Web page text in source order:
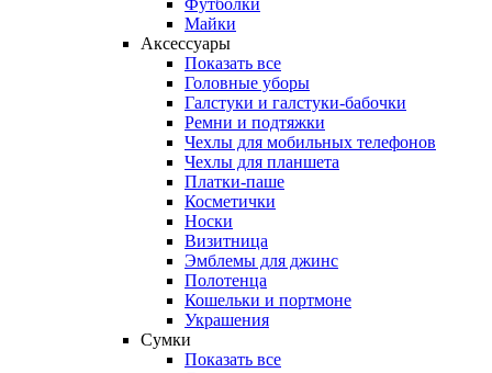
Футболки
Майки
Аксессуары
Показать все
Головные уборы
Галстуки и галстуки-бабочки
Ремни и подтяжки
Чехлы для мобильных телефонов
Чехлы для планшета
Платки-паше
Косметички
Носки
Визитница
Эмблемы для джинс
Полотенца
Кошельки и портмоне
Украшения
Сумки
Показать все